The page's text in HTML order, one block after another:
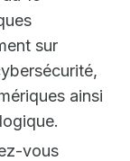
sur
ainsi
vous